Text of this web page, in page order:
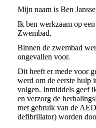
Mijn naam is Ben
Ik ben werkzaam op
Zwembad.
Binnen de zwembad
ongevallen voor.
Dit heeft er mede voor
werd om de eerste hulp
volgen. Inmiddels geef
en verzorg de
met gebruik van de
defibrillator) worden